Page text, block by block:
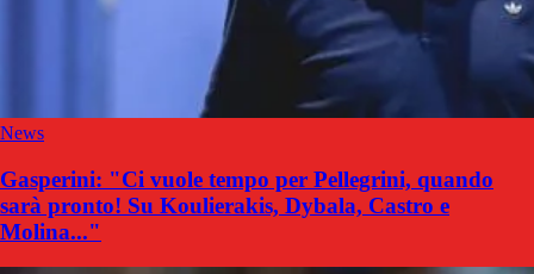
News
Gasperini: "Ci vuole tempo per Pellegrini, quando
sarà pronto! Su Koulierakis, Dybala, Castro e
Molina..."